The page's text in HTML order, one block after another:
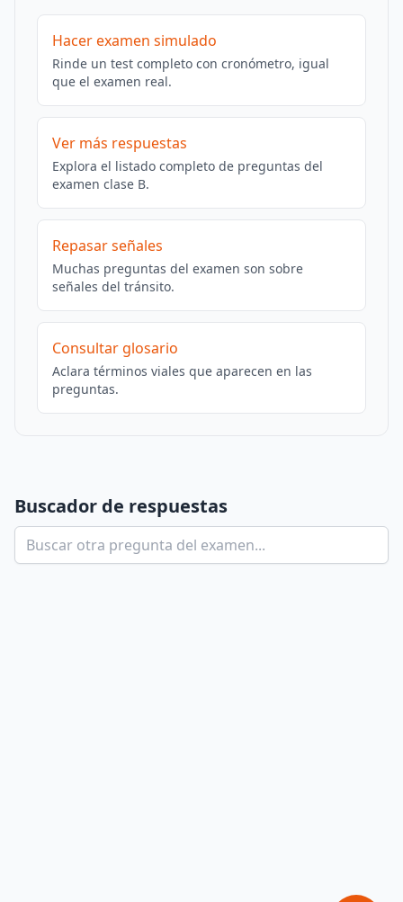
Hacer examen simulado
Rinde un test completo con cronómetro, igual
que el examen real.
Ver más respuestas
Explora el listado completo de preguntas del
examen clase B.
Repasar señales
Muchas preguntas del examen son sobre
señales del tránsito.
Consultar glosario
Aclara términos viales que aparecen en las
preguntas.
Buscador de respuestas